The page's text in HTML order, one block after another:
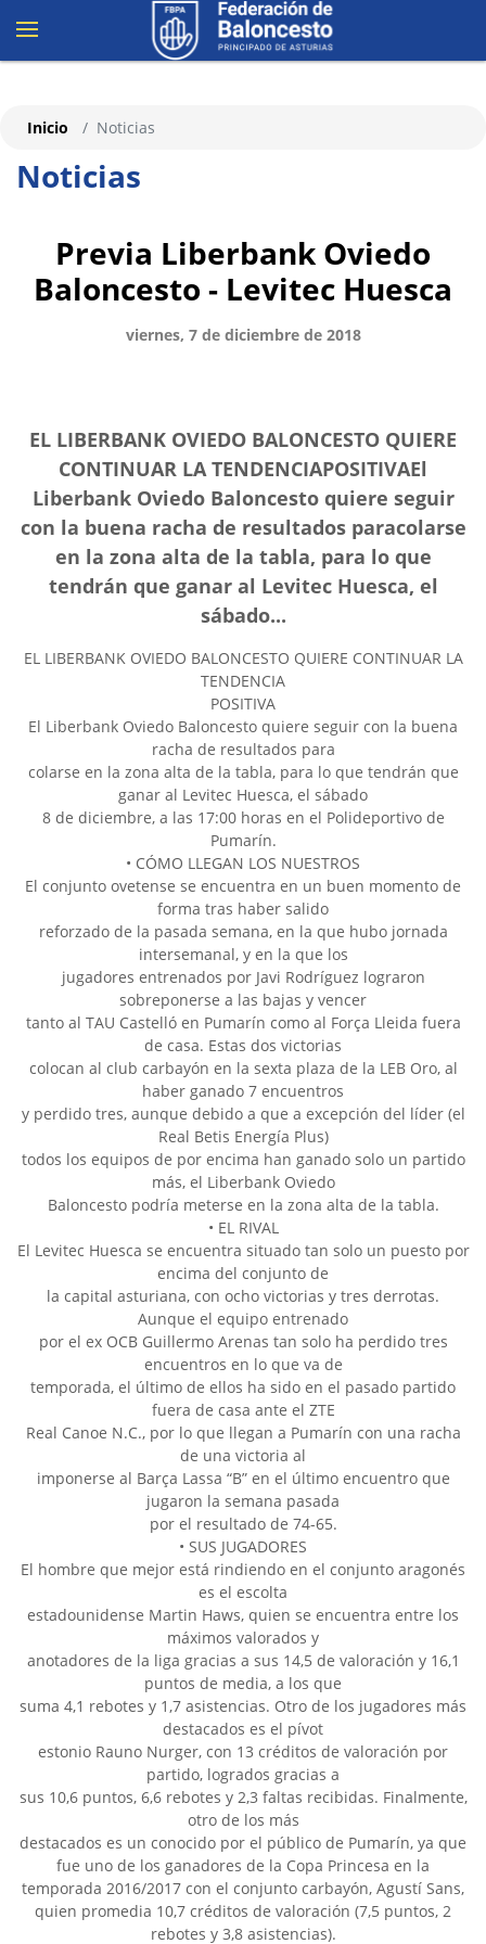
Noticias
Inicio Noticias
Previa Liberbank Oviedo
Baloncesto - Levitec Huesca
viernes, 7 de diciembre de 2018
EL LIBERBANK OVIEDO BALONCESTO QUIERE
CONTINUAR LA TENDENCIAPOSITIVAEl
Liberbank Oviedo Baloncesto quiere seguir
con la buena racha de resultados paracolarse
en la zona alta de la tabla, para lo que
tendrán que ganar al Levitec Huesca, el
sábado...
EL LIBERBANK OVIEDO BALONCESTO QUIERE CONTINUAR LA
TENDENCIA
POSITIVA
El Liberbank Oviedo Baloncesto quiere seguir con la buena
racha de resultados para
colarse en la zona alta de la tabla, para lo que tendrán que
ganar al Levitec Huesca, el sábado
8 de diciembre, a las 17:00 horas en el Polideportivo de
Pumarín.
• CÓMO LLEGAN LOS NUESTROS
El conjunto ovetense se encuentra en un buen momento de
forma tras haber salido
reforzado de la pasada semana, en la que hubo jornada
intersemanal, y en la que los
jugadores entrenados por Javi Rodríguez lograron
sobreponerse a las bajas y vencer
tanto al TAU Castelló en Pumarín como al Força Lleida fuera
de casa. Estas dos victorias
colocan al club carbayón en la sexta plaza de la LEB Oro, al
haber ganado 7 encuentros
y perdido tres, aunque debido a que a excepción del líder (el
Real Betis Energía Plus)
todos los equipos de por encima han ganado solo un partido
más, el Liberbank Oviedo
Baloncesto podría meterse en la zona alta de la tabla.
• EL RIVAL
El Levitec Huesca se encuentra situado tan solo un puesto por
encima del conjunto de
la capital asturiana, con ocho victorias y tres derrotas.
Aunque el equipo entrenado
por el ex OCB Guillermo Arenas tan solo ha perdido tres
encuentros en lo que va de
temporada, el último de ellos ha sido en el pasado partido
fuera de casa ante el ZTE
Real Canoe N.C., por lo que llegan a Pumarín con una racha
de una victoria al
imponerse al Barça Lassa “B” en el último encuentro que
jugaron la semana pasada
por el resultado de 74-65.
• SUS JUGADORES
El hombre que mejor está rindiendo en el conjunto aragonés
es el escolta
estadounidense Martin Haws, quien se encuentra entre los
máximos valorados y
anotadores de la liga gracias a sus 14,5 de valoración y 16,1
puntos de media, a los que
suma 4,1 rebotes y 1,7 asistencias. Otro de los jugadores más
destacados es el pívot
estonio Rauno Nurger, con 13 créditos de valoración por
partido, logrados gracias a
sus 10,6 puntos, 6,6 rebotes y 2,3 faltas recibidas. Finalmente,
otro de los más
destacados es un conocido por el público de Pumarín, ya que
fue uno de los ganadores de la Copa Princesa en la
temporada 2016/2017 con el conjunto carbayón, Agustí Sans,
quien promedia 10,7 créditos de valoración (7,5 puntos, 2
rebotes y 3,8 asistencias).